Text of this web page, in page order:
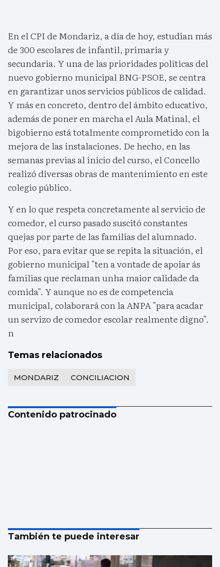
En el CPI de Mondariz, a día de hoy, estudian más
de 300 escolares de infantil, primaria y
secundaria. Y una de las prioridades políticas del
nuevo gobierno municipal BNG-PSOE, se centra
en garantizar unos servicios públicos de calidad.
Y más en concreto, dentro del ámbito educativo,
además de poner en marcha el Aula Matinal, el
bigobierno está totalmente comprometido con la
mejora de las instalaciones. De hecho, en las
semanas previas al inicio del curso, el Concello
realizó diversas obras de mantenimiento en este
colegio público.
Y en lo que respeta concretamente al servicio de
comedor, el curso pasado suscitó constantes
quejas por parte de las familias del alumnado.
Por eso, para evitar que se repita la situación, el
gobierno municipal "ten a vontade de apoiar ás
familias que reclaman unha maior calidade da
comida". Y aunque no es de competencia
municipal, colaborará con la ANPA "para acadar
un servizo de comedor escolar realmente digno".
n
Temas relacionados
MONDARIZ CONCILIACION
Contenido patrocinado
También te puede interesar